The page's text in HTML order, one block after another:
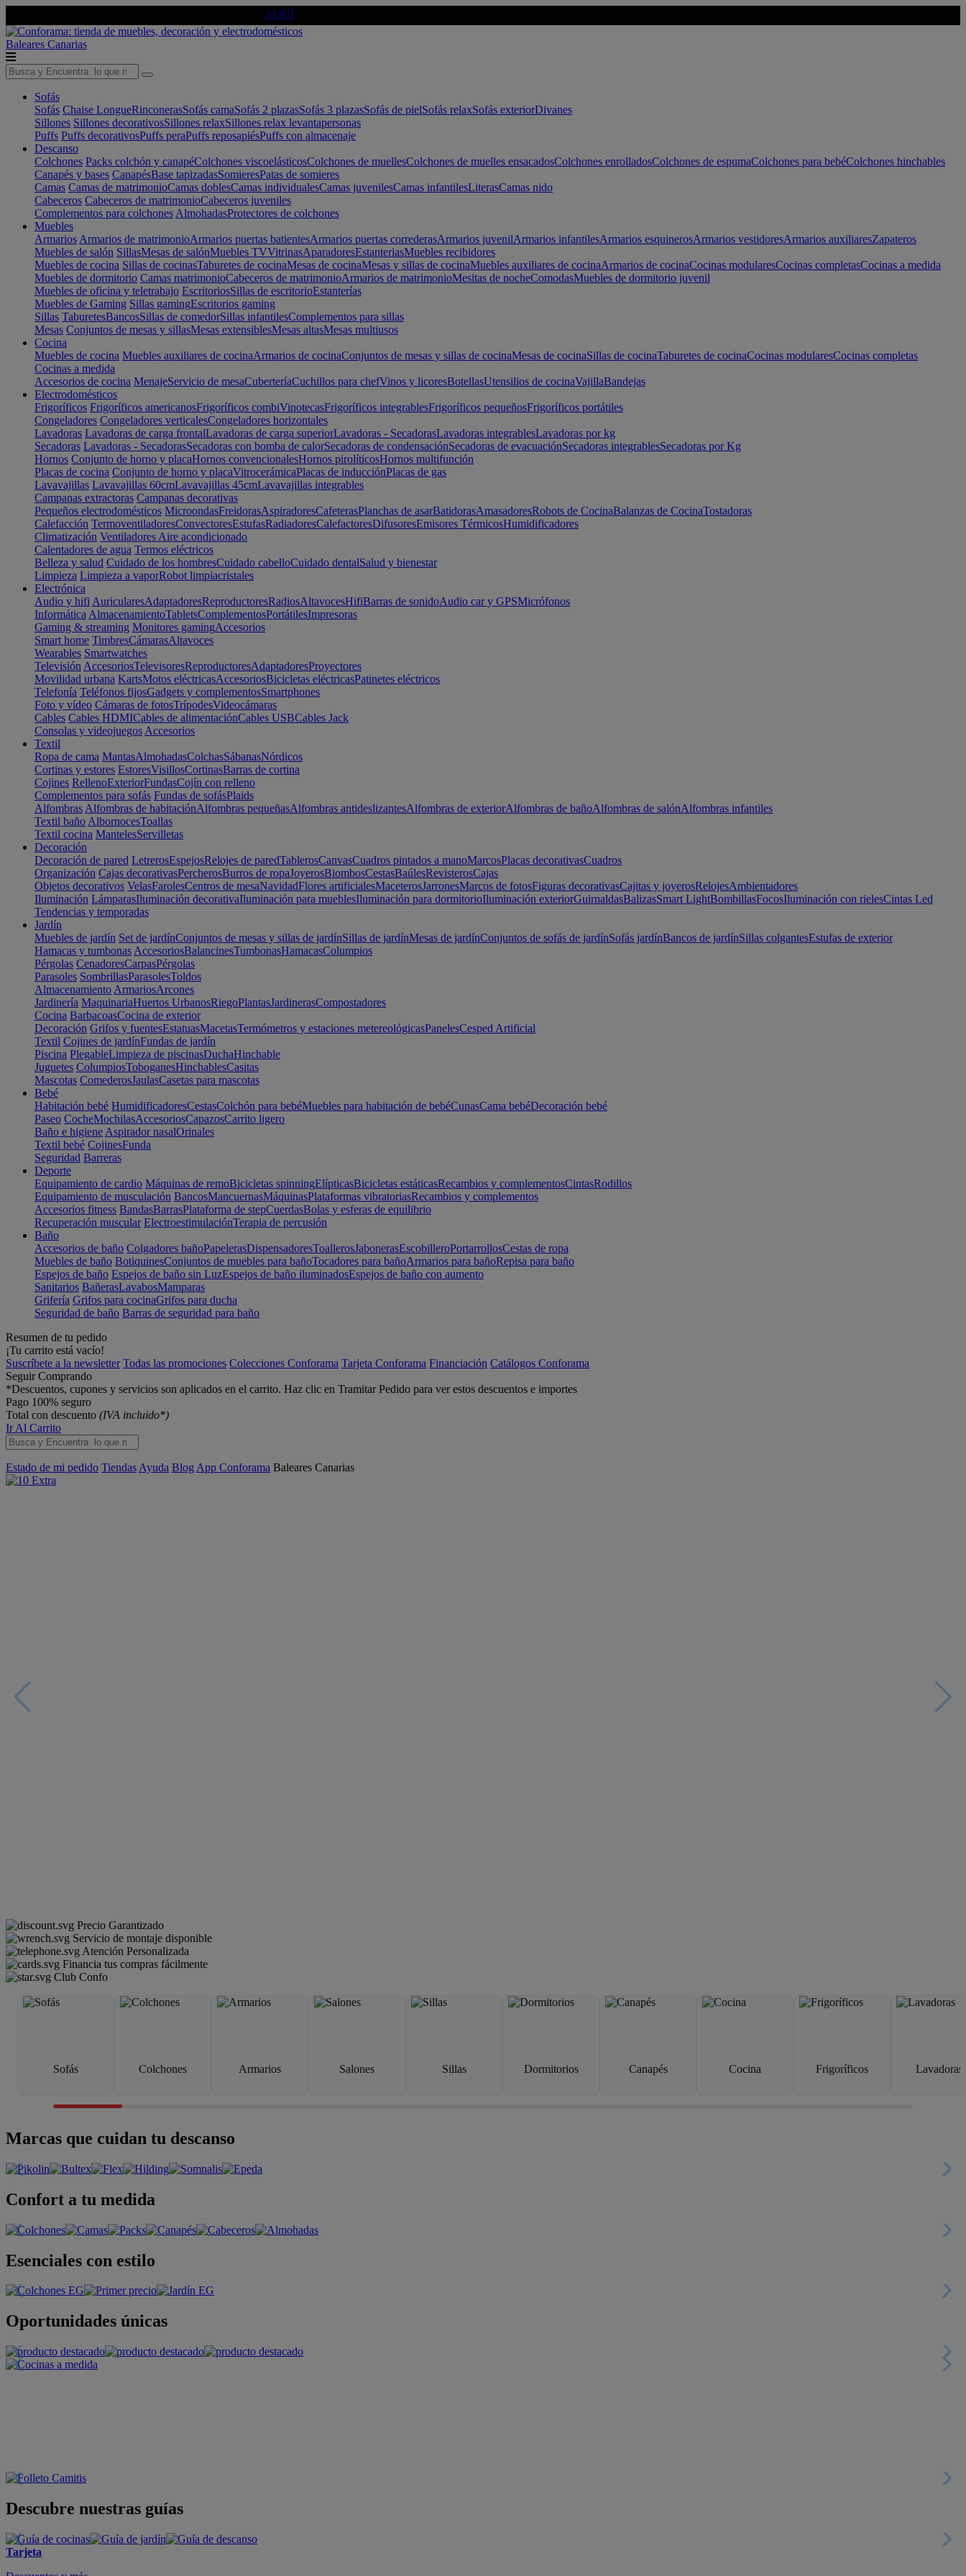
AQUÍ
Baleares Canarias
Sofás
Sofás Chaise LongueRinconerasSofás camaSofás 2 plazasSofás 3 plazasSofás de pielSofás relaxSofás exteriorDivanes
Sillones Sillones decorativosSillones relaxSillones relax levantapersonas
Puffs Puffs decorativosPuffs peraPuffs reposapiésPuffs con almacenaje
Descanso
Colchones Packs colchón y canapéColchones viscoelásticosColchones de muellesColchones de muelles ensacadosColchones enrolladosColchones de espumaColchones para bebéColchones hinchables
Canapés y bases CanapésBase tapizadasSomieresPatas de somieres
Camas Camas de matrimonioCamas doblesCamas individualesCamas juvenilesCamas infantilesLiterasCamas nido
Cabeceros Cabeceros de matrimonioCabeceros juveniles
Complementos para colchones AlmohadasProtectores de colchones
Muebles
Armarios Armarios de matrimonioArmarios puertas batientesArmarios puertas correderasArmarios juvenilArmarios infantilesArmarios esquinerosArmarios vestidoresArmarios auxiliaresZapateros
Muebles de salón SillasMesas de salónMuebles TVVitrinasAparadoresEstanteriasMuebles recibidores
Muebles de cocina Sillas de cocinasTaburetes de cocinaMesas de cocinaMesas y sillas de cocinaMuebles auxiliares de cocinaArmarios de cocinaCocinas modularesCocinas completasCocinas a medida
Muebles de dormitorio Camas matrimonioCabeceros de matrimonioArmarios de matrimonioMesitas de nocheComodasMuebles de dormitorio juvenil
Muebles de oficina y teletrabajo EscritoriosSillas de escritorioEstanterías
Muebles de Gaming Sillas gamingEscritorios gaming
Sillas TaburetesBancosSillas de comedorSillas infantilesComplementos para sillas
Mesas Conjuntos de mesas y sillasMesas extensiblesMesas altasMesas multiusos
Cocina
Muebles de cocina Muebles auxiliares de cocinaArmarios de cocinaConjuntos de mesas y sillas de cocinaMesas de cocinaSillas de cocinaTaburetes de cocinaCocinas modularesCocinas completas
Cocinas a medida
Accesorios de cocina MenajeServicio de mesaCuberteríaCuchillos para chefVinos y licoresBotellasUtensilios de cocinaVajillaBandejas
Electrodomésticos
Frigoríficos Frigoríficos americanosFrigoríficos combiVinotecasFrigoríficos integrablesFrigoríficos pequeñosFrigoríficos portátiles
Congeladores Congeladores verticalesCongeladores horizontales
Lavadoras Lavadoras de carga frontalLavadoras de carga superiorLavadoras - SecadorasLavadoras integrablesLavadoras por kg
Secadoras Lavadoras - SecadorasSecadoras con bomba de calorSecadoras de condensaciónSecadoras de evacuaciónSecadoras integrablesSecadoras por Kg
Hornos Conjunto de horno y placaHornos convencionalesHornos pirolíticosHornos multifunción
Placas de cocina Conjunto de horno y placaVitrocerámicaPlacas de inducciónPlacas de gas
Lavavajillas Lavavajillas 60cmLavavajillas 45cmLavavajillas integrables
Campanas extractoras Campanas decorativas
Pequeños electrodomésticos MicroondasFreidorasAspiradoresCafeterasPlanchas de asarBatidorasAmasadoresRobots de CocinaBalanzas de CocinaTostadoras
Calefacción TermoventiladoresConvectoresEstufasRadiadoresCalefactoresDifusoresEmisores TérmicosHumidificadores
Climatización Ventiladores Aire acondicionado
Calentadores de agua Termos eléctricos
Belleza y salud Cuidado de los hombresCuidado cabelloCuidado dentalSalud y bienestar
Limpieza Limpieza a vaporRobot limpiacristales
Electrónica
Audio y hifi AuricularesAdaptadoresReproductoresRadiosAltavocesHifiBarras de sonidoAudio car y GPSMicrófonos
Informática AlmacenamientoTabletsComplementosPortátilesImpresoras
Gaming & streaming Monitores gamingAccesorios
Smart home TimbresCámarasAltavoces
Wearables Smartwatches
Televisión AccesoriosTelevisoresReproductoresAdaptadoresProyectores
Movilidad urbana KartsMotos eléctricasAccesoriosBicicletas eléctricasPatinetes eléctricos
Telefonía Teléfonos fijosGadgets y complementosSmartphones
Foto y vídeo Cámaras de fotosTrípodesVideocámaras
Cables Cables HDMICables de alimentaciónCables USBCables Jack
Consolas y videojuegos Accesorios
Textil
Ropa de cama MantasAlmohadasColchasSábanasNórdicos
Cortinas y estores EstoresVisillosCortinasBarras de cortina
Cojines RellenoExteriorFundasCojín con relleno
Complementos para sofás Fundas de sofásPlaids
Alfombras Alfombras de habitaciónAlfombras pequeñasAlfombras antideslizantesAlfombras de exteriorAlfombras de bañoAlfombras de salónAlfombras infantiles
Textil baño AlbornocesToallas
Textil cocina MantelesServilletas
Decoración
Decoración de pared LetrerosEspejosRelojes de paredTablerosCanvasCuadros pintados a manoMarcosPlacas decorativasCuadros
Organización Cajas decorativasPercherosBurros de ropaJoyerosBiombosCestasBaúlesRevisterosCajas
Objetos decorativos VelasFarolesCentros de mesaNavidadFlores artificialesMaceterosJarronesMarcos de fotosFiguras decorativasCajitas y joyerosRelojesAmbientadores
Iluminación LámparasIluminación decorativaIluminación para mueblesIluminación para dormitorioIluminación exteriorGuirnaldasBalizasSmart LightBombillasFocosIluminación con rielesCintas Led
Tendencias y temporadas
Jardín
Muebles de jardín Set de jardínConjuntos de mesas y sillas de jardínSillas de jardínMesas de jardínConjuntos de sofás de jardínSofás jardínBancos de jardínSillas colgantesEstufas de exterior
Hamacas y tumbonas AccesoriosBalancinesTumbonasHamacasColumpios
Pérgolas CenadoresCarpasPérgolas
Parasoles SombrillasParasolesToldos
Almacenamiento ArmariosArcones
Jardinería MaquinariaHuertos UrbanosRiegoPlantasJardinerasCompostadores
Cocina BarbacoasCocina de exterior
Decoración Grifos y fuentesEstatuasMacetasTermómetros y estaciones metereológicasPanelesCesped Artificial
Textil Cojines de jardínFundas de jardín
Piscina PlegableLimpieza de piscinasDuchaHinchable
Juguetes ColumpiosToboganesHinchablesCasitas
Mascotas ComederosJaulasCasetas para mascotas
Bebé
Habitación bebé HumidificadoresCestasColchón para bebéMuebles para habitación de bebéCunasCama bebéDecoración bebé
Paseo CocheMochilasAccesoriosCapazosCarrito ligero
Baño e higiene Aspirador nasalOrinales
Textil bebé CojinesFunda
Seguridad Barreras
Deporte
Equipamiento de cardio Máquinas de remoBicicletas spinningElípticasBicicletas estáticasRecambios y complementosCintasRodillos
Equipamiento de musculación BancosMancuernasMáquinasPlataformas vibratoriasRecambios y complementos
Accesorios fitness BandasBarrasPlataforma de stepCuerdasBolas y esferas de equilibrio
Recuperación muscular ElectroestimulaciónTerapia de percusión
Baño
Accesorios de baño Colgadores bañoPapelerasDispensadoresToallerosJabonerasEscobilleroPortarrollosCestas de ropa
Muebles de baño BotiquinesConjuntos de muebles para bañoTocadores para bañoArmarios para bañoRepisa para baño
Espejos de baño Espejos de baño sin LuzEspejos de baño iluminadosEspejos de baño con aumento
Sanitarios BañerasLavabosMamparas
Grifería Grifos para cocinaGrifos para ducha
Seguridad de baño Barras de seguridad para baño
Resumen de tu pedido
¡Tu carrito está vacío!
Suscríbete a la newsletter Todas las promociones Colecciones Conforama Tarjeta Conforama Financiación Catálogos Conforama
Seguir Comprando
*Descuentos, cupones y servicios son aplicados en el carrito. Haz clic en Tramitar Pedido para ver estos descuentos e importes
Pago 100% seguro
Total con descuento (IVA incluido*)
Ir Al Carrito
Estado de mi pedido Tiendas Ayuda Blog App Conforama Baleares Canarias
Precio Garantizado
Servicio de montaje disponible
Atención Personalizada
Financia tus compras fácilmente
Club Confo
Sofás Colchones Armarios Salones Sillas Dormitorios Canapés Cocina Frigoríficos Lavadoras
Marcas que cuidan tu descanso
Confort a tu medida
Esenciales con estilo
Oportunidades únicas
Descubre nuestras guías
Tarjeta